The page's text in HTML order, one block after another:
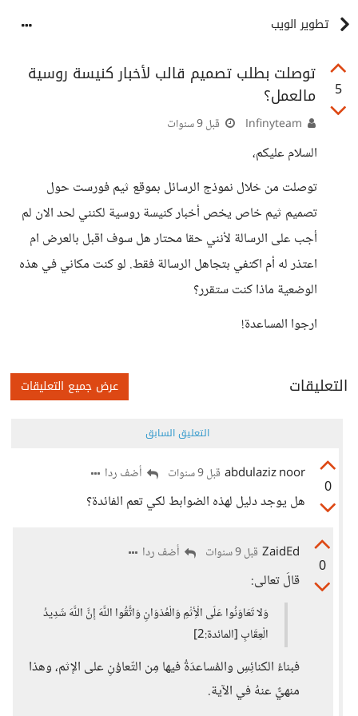
تطوير الويب
5
توصلت بطلب تصميم قالب لأخبار كنيسة روسية
مالعمل؟
قبل 9 سنوات
السلام عليكم،
توصلت من خلال نموذج الرسائل بموقع ثيم فورست حول
تصميم ثيم خاص يخص أخبار كنيسة روسية لكنني لحد الان لم
أجب على الرسالة لأنني حقا محتار هل سوف اقبل بالعرض ام
اعتذر له أم اكتفي بتجاهل الرسالة فقط. لو كنت مكاني في هذه
الوضعية ماذا كنت ستقرر؟
ارجوا المساعدة!
التعليقات عرض جميع التعليقات
التعليق السابق
0
abdulaziz noor قبل 9 سنوات أضف ردا
هل يوجد دليل لهذه الضوابط لكي تعم الفائدة؟
0
ZaidEd قبل 9 سنوات أضف ردا
قالَ تعالى:
وَلا تَعَاوَنُوا عَلَى الْأِثْمِ وَالْعُدْوَانِ وَاتَّقُوا اللَّهَ إِنَّ اللَّهَ شَدِيدُ
الْعِقَابِ [المائدة:2]
فبناءُ الكنائِسِ والمُساعدَةُ فيها مِن التّعاوُنِ على الإثم، وهذا
منهيٌّ عنهُ في الآية.